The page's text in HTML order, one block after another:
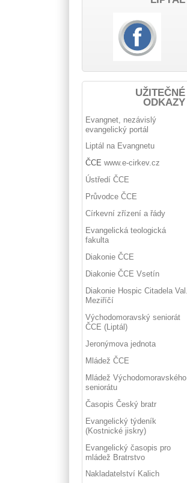
UŽITEČNÉ
ODKAZY
Evangnet, nezávislý
evangelický portál
Liptál na Evangnetu
ČCEwww.e-cirkev.cz
Ústředí ČCE
Průvodce ČCE
Církevní zřízení a řády
Evangelická teologická
fakulta
Diakonie ČCE
Diakonie ČCE Vsetín
Diakonie Hospic Citadela Val.
Meziříčí
Východomoravský seniorát
ČCE (Liptál)
Jeronýmova jednota
Mládež ČCE
Mládež Východomoravského
seniorátu
Časopis Český bratr
Evangelický týdeník
(Kostnické jiskry)
Evangelický časopis pro
mládež Bratrstvo
Nakladatelství Kalich